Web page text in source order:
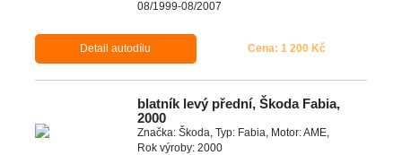
08/1999-08/2007
Detail autodílu Cena: 1 200 Kč
blatník levý přední, Škoda Fabia,
2000
Značka: Škoda, Typ: Fabia, Motor: AME,
Rok výroby: 2000